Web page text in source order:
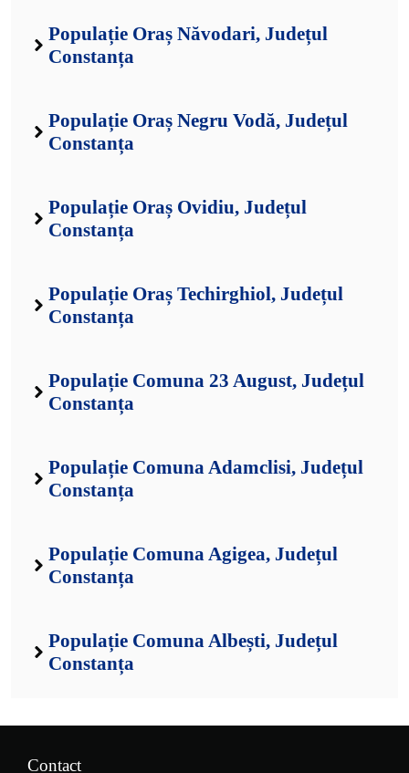
Populație Oraș Năvodari, Județul
Constanța
Populație Oraș Negru Vodă, Județul
Constanța
Populație Oraș Ovidiu, Județul
Constanța
Populație Oraș Techirghiol, Județul
Constanța
Populație Comuna 23 August, Județul
Constanța
Populație Comuna Adamclisi, Județul
Constanța
Populație Comuna Agigea, Județul
Constanța
Populație Comuna Albești, Județul
Constanța
Contact